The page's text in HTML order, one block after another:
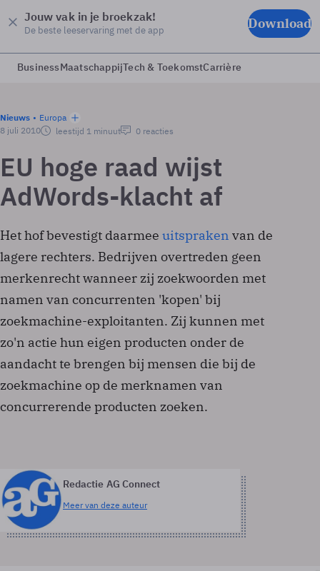
Jouw vak in je broekzak!
De beste leeservaring met de app Download
BusinessMaatschappijTech & ToekomstCarrière
Nieuws
Europa
8 juli 2010
leestijd 1 minuut 0 reacties
EU hoge raad wijst
AdWords-klacht af
Het hof bevestigt daarmee uitspraken van de
lagere rechters. Bedrijven overtreden geen
merkenrecht wanneer zij zoekwoorden met
namen van concurrenten 'kopen' bij
zoekmachine-exploitanten. Zij kunnen met
zo'n actie hun eigen producten onder de
aandacht te brengen bij mensen die bij de
zoekmachine op de merknamen van
concurrerende producten zoeken.
Redactie AG Connect
Meer van deze auteur